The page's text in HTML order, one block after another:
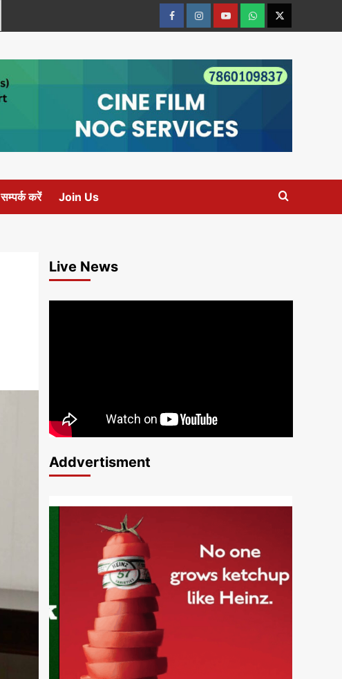
FacebookInstagramyoutubeWhatsTwitter
सम्पर्क करें Join Us
Live News
Addvertisment